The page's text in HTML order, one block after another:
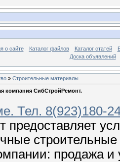
о сайте Каталог файлов Каталог статей
Доска объявлений
» Строительные материалы
компания СибСтройРемонт.
Тел. 8(923)180-
продажа и